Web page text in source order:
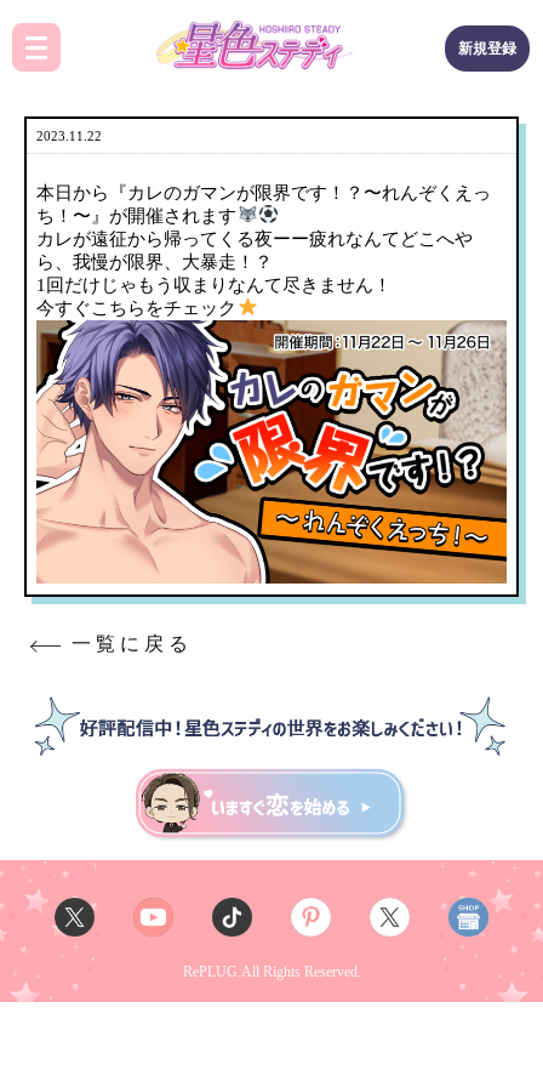
新規登録
2023.11.22
本日から『カレのガマンが限界です！？〜れんぞくえっ
ち！〜』が開催されます
カレが遠征から帰ってくる夜ーー疲れなんてどこへや
ら、我慢が限界、大暴走！？
1回だけじゃもう収まりなんて尽きません！
今すぐこちらをチェック
一覧に戻る
RePLUG.All Rights Reserved.